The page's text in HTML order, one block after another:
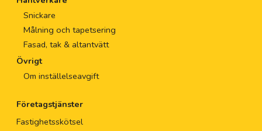
Snickare
Målning och tapetsering
Fasad, tak & altantvätt
Övrigt
Om inställelseavgift
Företagstjänster
Fastighetsskötsel